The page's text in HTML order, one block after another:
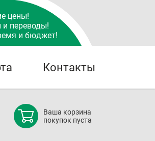
цены!
переводы!
и бюджет!
Контакты
Ваша корзина
покупок пуста